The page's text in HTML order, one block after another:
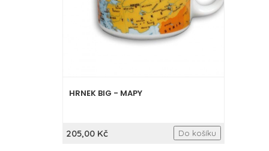
HRNEK BIG - MAPY
205,00 Kč Do košíku